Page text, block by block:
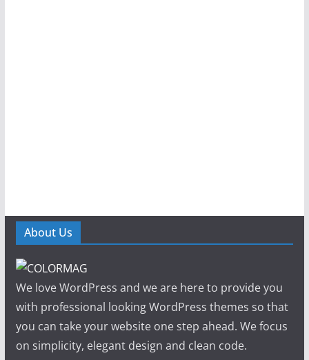
About Us
We love WordPress and we are here to provide you
with professional looking WordPress themes so that
you can take your website one step ahead. We focus
on simplicity, elegant design and clean code.